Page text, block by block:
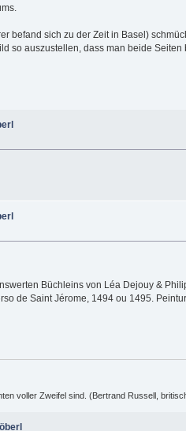
befand sich zu der Zeit in Basel)
so auszustellen, dass man beide Seiten
Büchleins von Léa Dejouy &
de Saint Jérome, 1494 ou 1495.
voller Zweifel sind. (Bertrand Russell,